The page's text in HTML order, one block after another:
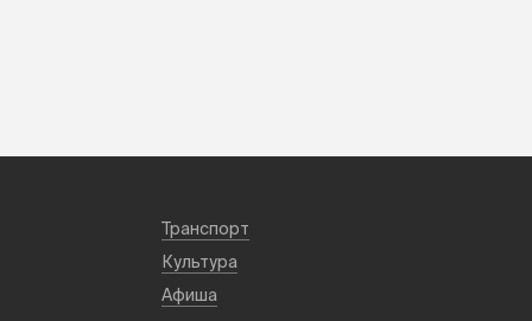
Транспорт
Культура
Афиша